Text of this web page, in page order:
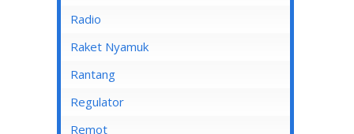
Radio
Raket Nyamuk
Rantang
Regulator
Remot